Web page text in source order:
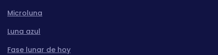
Microluna
Luna azul
Fase lunar de hoy